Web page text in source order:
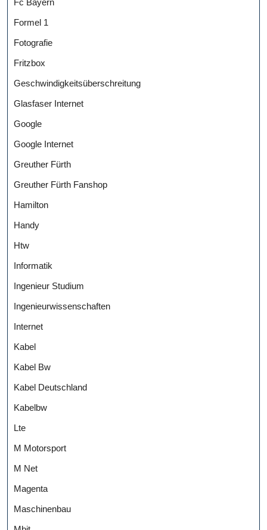
Formel 1
Fotografie
Fritzbox
Geschwindigkeitsüberschreitung
Glasfaser Internet
Google
Google Internet
Greuther Fürth
Greuther Fürth Fanshop
Hamilton
Handy
Htw
Informatik
Ingenieur Studium
Ingenieurwissenschaften
Internet
Kabel
Kabel Bw
Kabel Deutschland
Kabelbw
Lte
M Motorsport
M Net
Magenta
Maschinenbau